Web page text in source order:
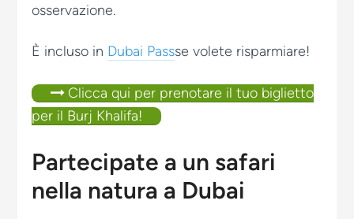
osservazione.
È incluso in Dubai Passse volete risparmiare!
Clicca qui per prenotare il tuo biglietto
per il Burj Khalifa!
Partecipate a un safari
nella natura a Dubai